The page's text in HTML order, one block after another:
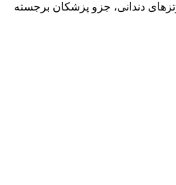
دندانی، جزو پزشکان برجسته